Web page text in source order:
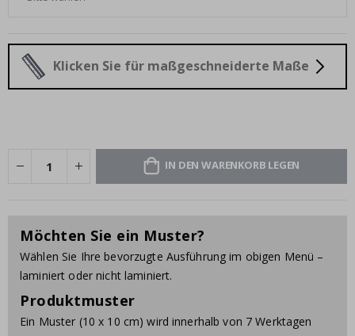
Klicken Sie für maßgeschneiderte Maße
IN DEN WARENKORB LEGEN
Möchten Sie ein Muster?
Wählen Sie Ihre bevorzugte Ausführung im obigen Menü –
laminiert oder nicht laminiert.
Produktmuster
Ein Muster (10 x 10 cm) wird innerhalb von 7 Werktagen